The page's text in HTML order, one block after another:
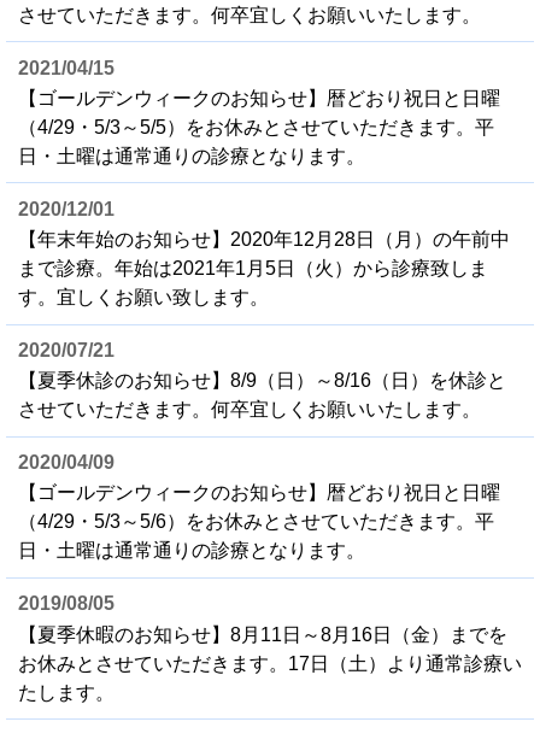
させていただきます。何卒宜しくお願いいたします。
2021/04/15
【ゴールデンウィークのお知らせ】暦どおり祝日と日曜
（4/29・5/3～5/5）をお休みとさせていただきます。平
日・土曜は通常通りの診療となります。
2020/12/01
【年末年始のお知らせ】2020年12月28日（月）の午前中
まで診療。年始は2021年1月5日（火）から診療致しま
す。宜しくお願い致します。
2020/07/21
【夏季休診のお知らせ】8/9（日）～8/16（日）を休診と
させていただきます。何卒宜しくお願いいたします。
2020/04/09
【ゴールデンウィークのお知らせ】暦どおり祝日と日曜
（4/29・5/3～5/6）をお休みとさせていただきます。平
日・土曜は通常通りの診療となります。
2019/08/05
【夏季休暇のお知らせ】8月11日～8月16日（金）までを
お休みとさせていただきます。17日（土）より通常診療い
たします。